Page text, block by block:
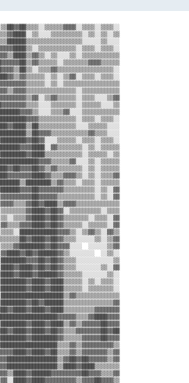
▒▒▒▒▓▓▓▓▒▒▒▒▓▓▓▓██▓▓██▓▓▓▓██▓▓██▓▓▒▒██████████▓▓████▒▒▒▒▒▒▓▓██████▓▓████▓▓██▓▓▓▓▒▒▒▒▒▒▒▒▓▓░░▒▒▓▓▒▒▒▒▓▓██▓▓████▓▓▓▓░░▒▒▓▓▓▓▓▓▓▓████▓▓██
▓▓▓▓▓▓▓▓▒▒░░▒▒▓▓████████▓▓██▓▓▓▓▓▓▓▓████████▓▓██████▓▓▓▓▒▒▒▒▒▒▓▓██▓▓▓▓▓▓▒▒░░▒▒▒▒▓▓▓▓▓▓▓▓░░▓▓▓▓▒▒▓▓▓▓▓▓▓▓▓▓▓▓██▓▓▓▓▒▒▓▓▒▒▓▓▓▓██████████
▓▓▒▒▓▓▓▓▒▒▒▒▒▒▒▒████▓▓▓▓████▓▓▓▓████████████▓▓▓▓██▓▓██▒▒▒▒▒▒▒▒▒▒▓▓▒▒▒▒▒▒▒▒▒▒░░▒▒▓▓▒▒░░▒▒░░░░▓▓▒▒▓▓░░▓▓░░▒▒▓▓░░▓▓▒▒▓▓░░▓▓▒▒▓▓▓▓██▒▒▓▓▒▒
▓▓▒▒▓▓▓▓░░▒▒▒▒▓▓▓▓██▓▓▓▓████▓▓██▓▓▒▒████▓▓██▓▓▓▓▓▓████▓▓▒▒▒▒░░▒▒▓▓▒▒▒▒░░▒▒░░▓▓░░░░▒▒▒▒▒▒░░░░░░▒▒▓▓░░░░▒▒▒▒░░▒▒░░▒▒░░▒▒░░▒▒▒▒▒▒▒▒██▒▒▒▒
▓▓▓▓▓▓▓▓▒▒▒▒▒▒▓▓████▓▓████████████▓▓████████▓▓▓▓▓▓████▓▓▒▒▓▓▒▒▒▒▒▒▓▓▓▓▓▓▓▓▓▓▓▓▓▓▓▓▓▓▓▓▓▓▓▓▓▓▓▓▓▓▒▒▓▓▓▓▒▒▓▓▓▓▓▓▓▓░░▓▓██▓▓▓▓██▓▓▓▓██████
▓▓▒▒▓▓▓▓▒▒▓▓▓▓██████████▓▓██████████▓▓██▓▓████▓▓▓▓██████▓▓▒▒▒▒▒▒░░▒▒▓▓░░▓▓▒▒▒▒▒▒▓▓▓▓▒▒▒▒░░▒▒▒▒▒▒▒▒░░▒▒░░▓▓▓▓░░▒▒▒▒░░▒▒▒▒▓▓▓▓██▓▓▒▒██▒▒
▓▓▒▒▒▒▓▓▒▒▓▓▓▓▓▓▓▓▓▓████▓▓██▓▓████▓▓▓▓▓▓▓▓██▓▓▓▓▓▓▒▒▒▒████▓▓▒▒░░░░░░▒▒▒▒▒▒▓▓▒▒▒▒▓▓▓▓▓▓▓▓▓▓▓▓▒▒▓▓▓▓▒▒▒▒▓▓▓▓▓▓▒▒▒▒▓▓▓▓▓▓▓▓████▓▓▓▓▓▓▓▓▓▓
▓▓▓▓▓▓██████▓▓▓▓██████▓▓████▓▓▓▓██▓▓▒▒░░▒▒▓▓██▓▓▒▒    ▒▒▒▒░░░░      ░░  ░░▒▒░░░░░░▒▒░░░░▒▒▒▒▒▒▒▒▒▒░░░░░░░░░░░░░░  ░░▓▓▓▓▓▓▓▓▓▓▒▒▓▓▓▓▓▓
▒▒▒▒▓▓████████████▓▓████▓▓▓▓▒▒░░▓▓██░░    ▒▒▓▓██▒▒    ░░                ░░▒▒░░▒▒▒▒░░    ░░▒▒░░░░░░▒▒░░░░▒▒░░░░░░    ▒▒██▓▓▓▓▓▓▒▒▓▓▒▒▓▓
▓▓▒▒▓▓██▓▓▓▓▓▓▓▓████▓▓▒▒░░░░    ░░▓▓░░    ▓▓▓▓▓▓▒▒    ░░          ░░    ░░▒▒░░  ░░░░    ░░░░  ░░▒▒░░    ░░▒▒░░░░    ▓▓▓▓██▓▓▓▓▓▓▓▓▒▒▓▓
▓▓██▓▓██▒▒░░░░▓▓████▓▓    ░░    ▒▒▓▓▓▓  ░░▓▓▓▓▓▓██░░░░▓▓░░  ▒▒░░  ░░░░  ░░▒▒░░    ░░    ░░▒▒  ░░▒▒░░    ░░▒▒░░░░    ▓▓▓▓██▓▓▓▓▓▓██▓▓▓▓
▓▓▓▓████▒▒    ▓▓████▓▓    ░░    ▒▒██▓▓▒▒▓▓████▓▓██▒▒▓▓██▒▒▓▓▓▓▓▓░░▒▒▒▒░░▒▒░░░░  ░░▒▒░░░░░░░░  ░░▒▒▒▒░░  ▒▒░░░░▒▒▒▒▒▒▓▓██████▓▓▓▓▓▓▓▓██
██▒▒██▓▓▓▓  ░░▓▓▒▒██▓▓▒▒▒▒▓▓▒▒░░▓▓████░░░░░░░░  ██  ░░▒▒      ▒▒    ░░░░░░  ░░░░▒▒▒▒░░▒▒░░░░░░▒▒▒▒░░▒▒░░░░░░  ▒▒░░  ▒▒▓▓██▓▓▒▒██▓▓▒▒▓▓
▓▓▓▓██▓▓▒▒▓▓▓▓▓▓▒▒▓▓██░░  ██▓▓      ██░░▒▒▒▒▒▒░░▓▓░░▒▒▒▒  ░░  ░░░░░░░░░░░░░░          ░░    ░░░░░░░░▒▒░░░░▒▒  ░░░░░░▒▒▓▓██▓▓▓▓▓▓▓▓▓▓▓▓
██████▓▓▓▓▒▒▒▒▓▓▒▒▓▓██░░  ██▒▒░░░░░░▒▒▒▒▓▓▒▒▒▒▒▒░░░░▒▒▓▓░░▓▓░░░░░░░░▒▒▒▒▒▒░░░░░░░░░░  ░░    ▒▒░░░░░░░░  ░░░░▓▓░░░░▒▒▓▓▓▓████▓▓▓▓▓▓▓▓▓▓
██▓▓▓▓▓▓▒▒▓▓▒▒▓▓▒▒▓▓██░░░░▓▓▓▓░░▓▓░░▒▒▒▒▓▓▒▒▒▒▓▓░░░░████░░░░░░▒▒░░▒▒▒▒▒▒▒▒▒▒▒▒▒▒░░▒▒  ░░░░  ▒▒▒▒░░▒▒▒▒░░░░▓▓██▒▒░░▒▒▓▓▓▓██▓▓▓▓▓▓▓▓▓▓▓▓
██▓▓▓▓▓▓▒▒▓▓▒▒▓▓▒▒▓▓▓▓░░░░▒▒▓▓░░▓▓░░▒▒▒▒▒▒░░▒▒▓▓▒▒▒▒████░░░░░░░░▒▒░░▒▒▒▒░░▒▒▒▒▒▒░░▒▒        ▒▒▒▒░░▒▒▒▒░░░░████▓▓░░▒▒▓▓▓▓██▓▓▒▒▓▓▓▓▓▓▓▓
████▓▓▓▓▓▓██▓▓▒▒▒▒▒▒██░░▒▒░░▒▒░░░░░░▒▒▒▒▒▒▓▓▓▓▓▓░░▓▓████░░▒▒░░░░░░▒▒▒▒▒▒▒▒▒▒▒▒▒▒░░▒▒░░    ░░▒▒▒▒░░▒▒▒▒▒▒▒▒▓▓████░░▓▓▓▓▓▓████▓▓▓▓▓▓▓▓▒▒
██▓▓▓▓██▓▓██▓▓▓▓▓▓▒▒▓▓▒▒▒▒░░▓▓░░░░▒▒██▒▒▒▒▓▓▓▓▓▓░░▓▓▒▒▒▒░░▒▒▒▒░░▒▒▒▒▒▒▒▒▒▒▒▒░░▒▒░░▒▒░░░░░░░░▒▒▒▒▓▓▒▒▒▒▒▒▒▒░░██▓▓░░▓▓▓▓▓▓██▓▓▓▓▓▓▓▓▓▓▓▓
██▓▓▓▓██▓▓██▒▒▓▓▓▓▒▒▓▓▒▒▒▒░░▓▓▒▒░░▓▓██▒▒▒▒██▓▓▒▒░░██▓▓▓▓░░░░░░░░▒▒▒▒▒▒░░▒▒▒▒░░▒▒░░▒▒░░░░░░░░▓▓▒▒▓▓▒▒▒▒░░░░░░██▓▓░░▓▓▒▒▒▒██▓▓▒▒▓▓▓▓▒▒▒▒
████████▓▓██▓▓▓▓▓▓▒▒▒▒▒▒▓▓▒▒▓▓▒▒░░████▒▒▒▒██▓▓▒▒░░██▓▓██▒▒░░░░▓▓░░░░▒▒░░░░▒▒▒▒▒▒░░▒▒░░░░▒▒░░▓▓▒▒▒▒▒▒▒▒▒▒▒▒▒▒▓▓▒▒░░▓▓▒▒░░░░▒▒░░░░▓▓▓▓██
██▓▓████▓▓